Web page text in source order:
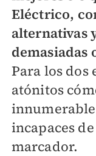
Eléctrico,
alternativas
demasiadas
Para los dos
atónitos
incapaces
marcador.